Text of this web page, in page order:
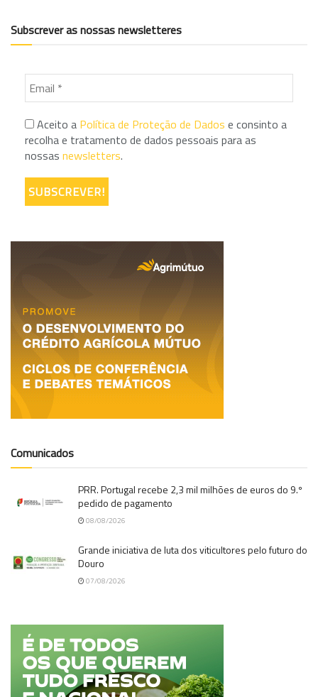
Subscrever as nossas newsletteres
Aceito a Política de Proteção de Dados e consinto a
recolha e tratamento de dados pessoais para as
nossas newsletters.
Comunicados
PRR. Portugal recebe 2,3 mil milhões de euros do 9.º
pedido de pagamento
08/08/2026
Grande iniciativa de luta dos viticultores pelo futuro do
Douro
07/08/2026